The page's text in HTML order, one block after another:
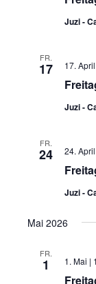
Juzi -
FR.
17 17.
Juzi -
FR.
24 24.
Juzi -
Mai 2026
FR.
1 1. Mai |